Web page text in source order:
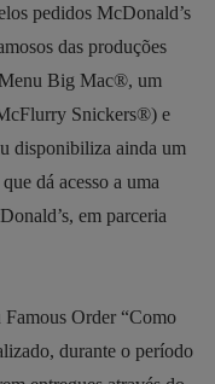
pedidos McDonald’s
das produções
Big Mac®, um
Snickers®) e
disponibiliza ainda um
dá acesso a uma
em parceria
Order “Como
durante o período